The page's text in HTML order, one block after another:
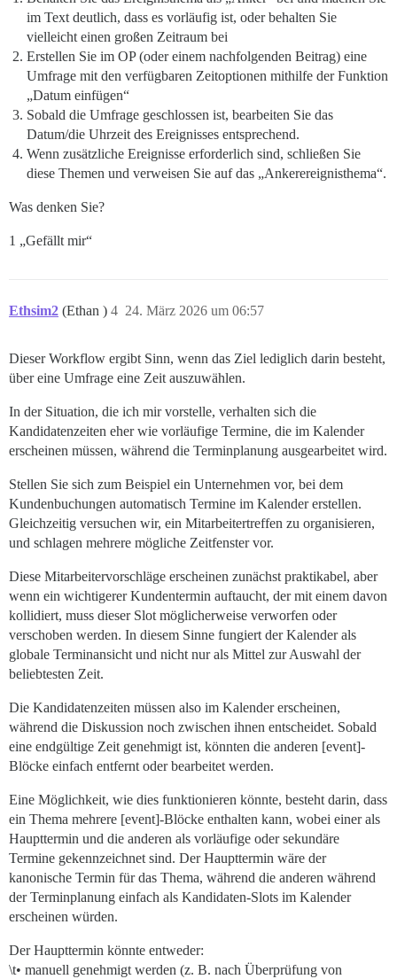
im Text deutlich, dass es vorläufig ist, oder behalten Sie
vielleicht einen großen Zeitraum bei
Erstellen Sie im OP (oder einem nachfolgenden Beitrag) eine
Umfrage mit den verfügbaren Zeitoptionen mithilfe der Funktion
„Datum einfügen“
Sobald die Umfrage geschlossen ist, bearbeiten Sie das
Datum/die Uhrzeit des Ereignisses entsprechend.
Wenn zusätzliche Ereignisse erforderlich sind, schließen Sie
diese Themen und verweisen Sie auf das „Ankerereignisthema“.
Was denken Sie?
1 „Gefällt mir“
Ethsim2 (Ethan ) 24. März 2026 um 06:57
4
Dieser Workflow ergibt Sinn, wenn das Ziel lediglich darin besteht,
über eine Umfrage eine Zeit auszuwählen.
In der Situation, die ich mir vorstelle, verhalten sich die
Kandidatenzeiten eher wie vorläufige Termine, die im Kalender
erscheinen müssen, während die Terminplanung ausgearbeitet wird.
Stellen Sie sich zum Beispiel ein Unternehmen vor, bei dem
Kundenbuchungen automatisch Termine im Kalender erstellen.
Gleichzeitig versuchen wir, ein Mitarbeitertreffen zu organisieren,
und schlagen mehrere mögliche Zeitfenster vor.
Diese Mitarbeitervorschläge erscheinen zunächst praktikabel, aber
wenn ein wichtigerer Kundentermin auftaucht, der mit einem davon
kollidiert, muss dieser Slot möglicherweise verworfen oder
verschoben werden. In diesem Sinne fungiert der Kalender als
globale Terminansicht und nicht nur als Mittel zur Auswahl der
beliebtesten Zeit.
Die Kandidatenzeiten müssen also im Kalender erscheinen,
während die Diskussion noch zwischen ihnen entscheidet. Sobald
eine endgültige Zeit genehmigt ist, könnten die anderen [event]-
Blöcke einfach entfernt oder bearbeitet werden.
Eine Möglichkeit, wie dies funktionieren könnte, besteht darin, dass
ein Thema mehrere [event]-Blöcke enthalten kann, wobei einer als
Haupttermin und die anderen als vorläufige oder sekundäre
Termine gekennzeichnet sind. Der Haupttermin wäre der
kanonische Termin für das Thema, während die anderen während
der Terminplanung einfach als Kandidaten-Slots im Kalender
erscheinen würden.
Der Haupttermin könnte entweder:
\t• manuell genehmigt werden (z. B. nach Überprüfung von